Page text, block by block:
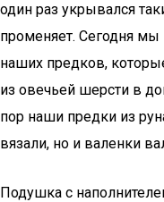
один раз укрывался
променяет. Сегодня мы
наших предков,
из овечьей шерсти в
пор наши предки из
вязали, но и валенки
Подушка с